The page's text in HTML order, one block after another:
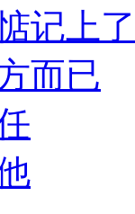
记上了
而已